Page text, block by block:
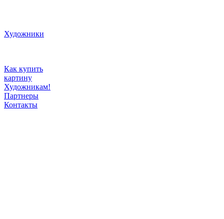
Художники
Как купить
картину
Художникам!
Партнеры
Контакты